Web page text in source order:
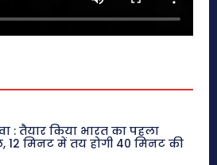
: तैयार किया भारत का पहला
12 मिनट में तय होगी 40 मिनट की